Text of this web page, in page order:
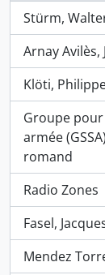
Stürm,
, 2 résultats
Arnay Avilès,
, 2 résultats
Klöti,
, 2 résultats
Groupe pour
armée
romand
, 1 résultats
Radio Zones
, 1 résultats
Fasel,
, 1 résultats
Mendez
, 1 résultats